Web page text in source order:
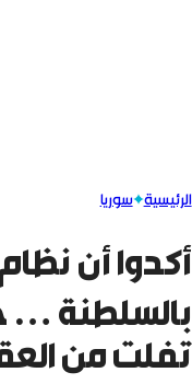
الرئيسية سوريا
أكدوا أن
بالسلطنة …
تفلت من